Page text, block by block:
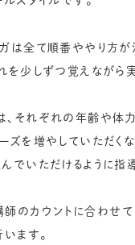
は全て順番ややり方が
を少しずつ覚えながら
、それぞれの年齢や体
ズを増やしていただくな
んでいただけるように指
のカウントに合わせて
います。